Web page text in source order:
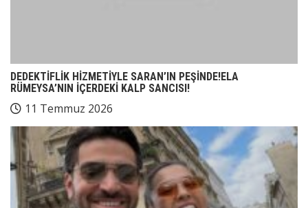
DEDEKTİFLİK HİZMETİYLE SARAN’IN PEŞİNDE!ELA
RÜMEYSA’NIN İÇERDEKİ KALP SANCISI!
11 Temmuz 2026